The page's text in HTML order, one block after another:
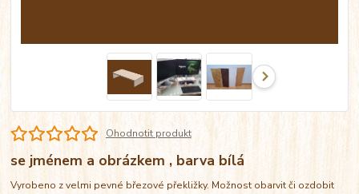
Ohodnotit produkt
se jménem a obrázkem , barva bílá
Vyrobeno z velmi pevné březové překližky. Možnost obarvit či ozdobit